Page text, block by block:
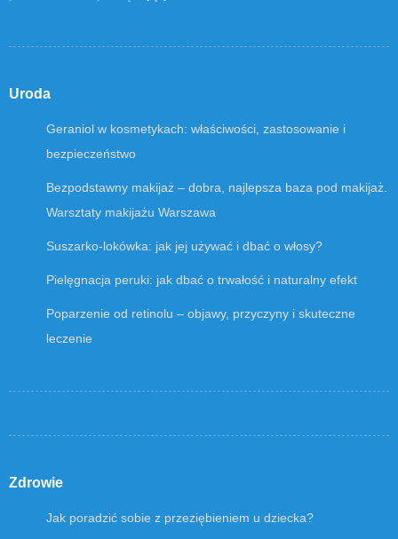
Uroda
Geraniol w kosmetykach: właściwości, zastosowanie i
bezpieczeństwo
Bezpodstawny makijaż – dobra, najlepsza baza pod makijaż.
Warsztaty makijażu Warszawa
Suszarko-lokówka: jak jej używać i dbać o włosy?
Pielęgnacja peruki: jak dbać o trwałość i naturalny efekt
Poparzenie od retinolu – objawy, przyczyny i skuteczne
leczenie
Zdrowie
Jak poradzić sobie z przeziębieniem u dziecka?